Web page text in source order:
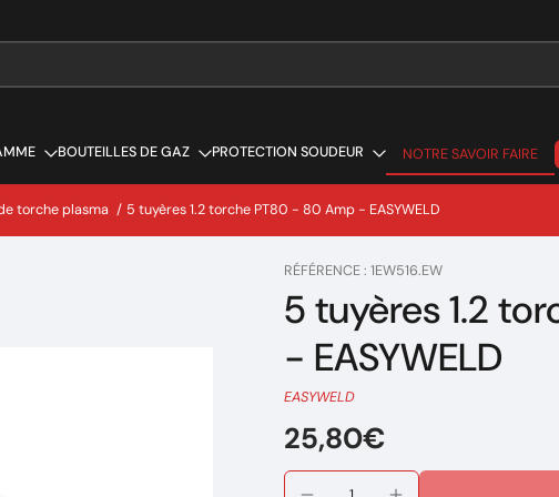
BOUTEILLES DE GAZ PROTECTION SOUDEUR
NOTRE SAVOIR FAIRE
NOTRE SAVOIR FAIRE
torche plasma / 5 tuyères 1.2 torche PT80 - 80 Amp - EASYWELD
RÉFÉRENCE : 1EW516.EW
5 tuyères 1.2
- EASYWELD
EASYWELD
25,80€